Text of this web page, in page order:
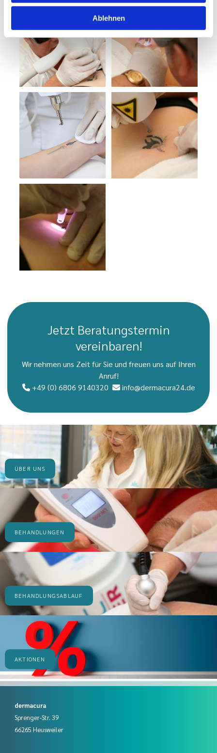
Ablehnen
Jetzt Beratungstermin
vereinbaren!
Wir nehmen uns Zeit für Sie und freuen uns auf Ihren
Anruf!
 +49 (0) 6806 9140320  info@dermacura24.de
ÜBER UNS
BEHANDLUNGEN
BEHANDLUNGSABLAUF
AKTIONEN
dermacura
Sprenger-Str. 39
66265 Heusweiler